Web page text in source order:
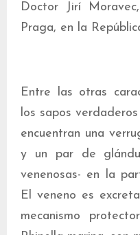
Doctor Jirí
Praga, en la
Entre las otras
los sapos
encuentran una
y un par de
venenosas- en la
El veneno es
mecanismo